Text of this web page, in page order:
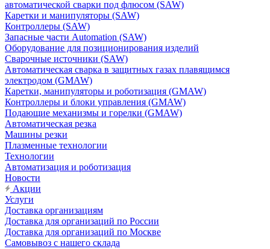
автоматической сварки под флюсом (SAW)
Каретки и манипуляторы (SAW)
Контроллеры (SAW)
Запасные части Automation (SAW)
Оборудование для позиционирования изделий
Сварочные источники (SAW)
Автоматическая сварка в защитных газах плавящимся
электродом (GMAW)
Каретки, манипуляторы и роботизация (GMAW)
Контроллеры и блоки управления (GMAW)
Подающие механизмы и горелки (GMAW)
Автоматическая резка
Машины резки
Плазменные технологии
Технологии
Автоматизация и роботизация
Новости
Акции
Услуги
Доставка организациям
Доставка для организаций по России
Доставка для организаций по Москве
Самовывоз с нашего склада